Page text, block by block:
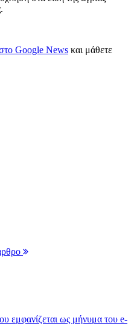
Google News και μάθετε
εμφανίζεται ως μήνυμα του e-